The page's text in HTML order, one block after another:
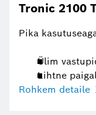
Tronic 2100
Pika
Ülim
Lihtne
Rohkem detaile